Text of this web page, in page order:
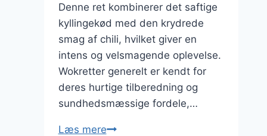
Denne ret kombinerer det saftige
kyllingekød med den krydrede
smag af chili, hvilket giver en
intens og velsmagende oplevelse.
Wokretter generelt er kendt for
deres hurtige tilberedning og
sundhedsmæssige fordele,…
Læs mereWok